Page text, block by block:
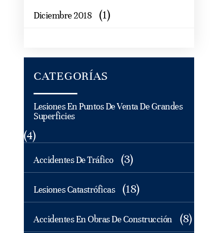
Diciembre 2018 (1)
CATEGORÍAS
Lesiones En Puntos De Venta De Grandes
Superficies
(4)
Accidentes De Tráfico (3)
Lesiones Catastróficas (18)
Accidentes En Obras De Construcción (8)